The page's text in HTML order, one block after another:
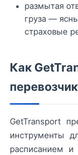
размытая
груза —
страховые
Как
GetTransport
инструменты
расписанием и